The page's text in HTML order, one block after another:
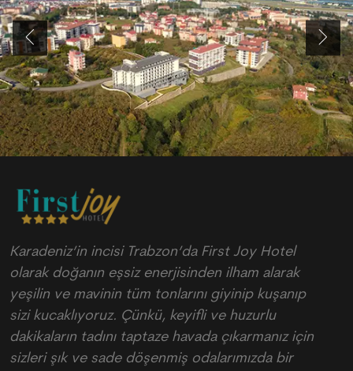
Karadeniz’in incisi Trabzon’da First Joy Hotel
olarak doğanın eşsiz enerjisinden ilham alarak
yeşilin ve mavinin tüm tonlarını giyinip kuşanıp
sizi kucaklıyoruz. Çünkü, keyifli ve huzurlu
dakikaların tadını taptaze havada çıkarmanız için
sizleri şık ve sade döşenmiş odalarımızda bir